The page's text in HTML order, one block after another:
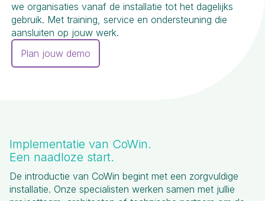
we organisaties vanaf de installatie tot het dagelijks
gebruik. Met training, service en ondersteuning die
aansluiten op jouw werk.
Plan jouw demo
Implementatie van CoWin.
Een naadloze start.
De introductie van CoWin begint met een zorgvuldige
installatie. Onze specialisten werken samen met jullie